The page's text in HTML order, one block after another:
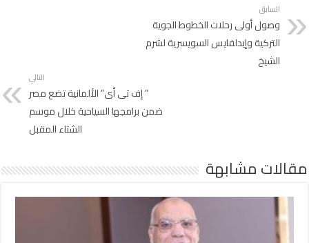
السابق
وصول أولى رحلات الخطوط الجوية
التركية وإيدلفايس السويسرية لشرم
الشيخ
التالي
” إف تى أى” الألمانية تضع مصر
ضمن برامجها السياحية خلال موسم
الشتاء المقبل
مقالات مشابهة